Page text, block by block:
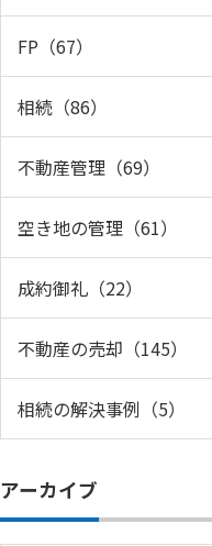
FP（67）
相続（86）
不動産管理（69）
空き地の管理（61）
成約御礼（22）
不動産の売却（145）
相続の解決事例（5）
アーカイブ